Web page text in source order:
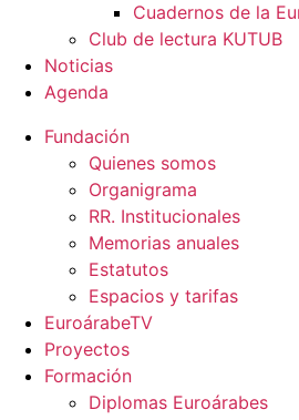
Cuadernos de la
Club de lectura KUTUB
Noticias
Agenda
Fundación
Quienes somos
Organigrama
RR. Institucionales
Memorias anuales
Estatutos
Espacios y tarifas
EuroárabeTV
Proyectos
Formación
Diplomas Euroárabes